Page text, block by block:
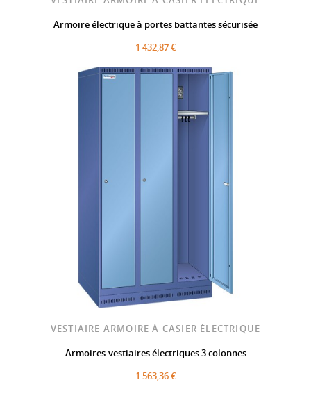
Armoire électrique à portes battantes sécurisée
1 432,87 €
VESTIAIRE ARMOIRE À CASIER ÉLECTRIQUE
Armoires-vestiaires électriques 3 colonnes
1 563,36 €